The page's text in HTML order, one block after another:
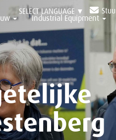
SELECT LANGUAGE ▼
Industrial Equipment